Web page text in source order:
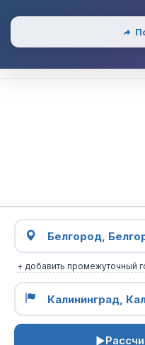
+ добавить промежуточный